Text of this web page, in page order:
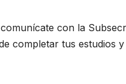
con la
completar tus